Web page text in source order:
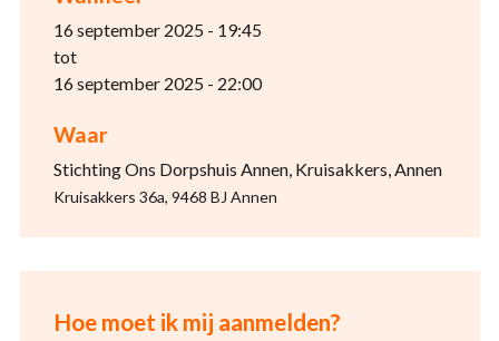
16 september 2025 - 19:45
tot
16 september 2025 - 22:00
Waar
Stichting Ons Dorpshuis Annen, Kruisakkers, Annen
Kruisakkers 36a, 9468 BJ Annen
Hoe moet ik mij aanmelden?